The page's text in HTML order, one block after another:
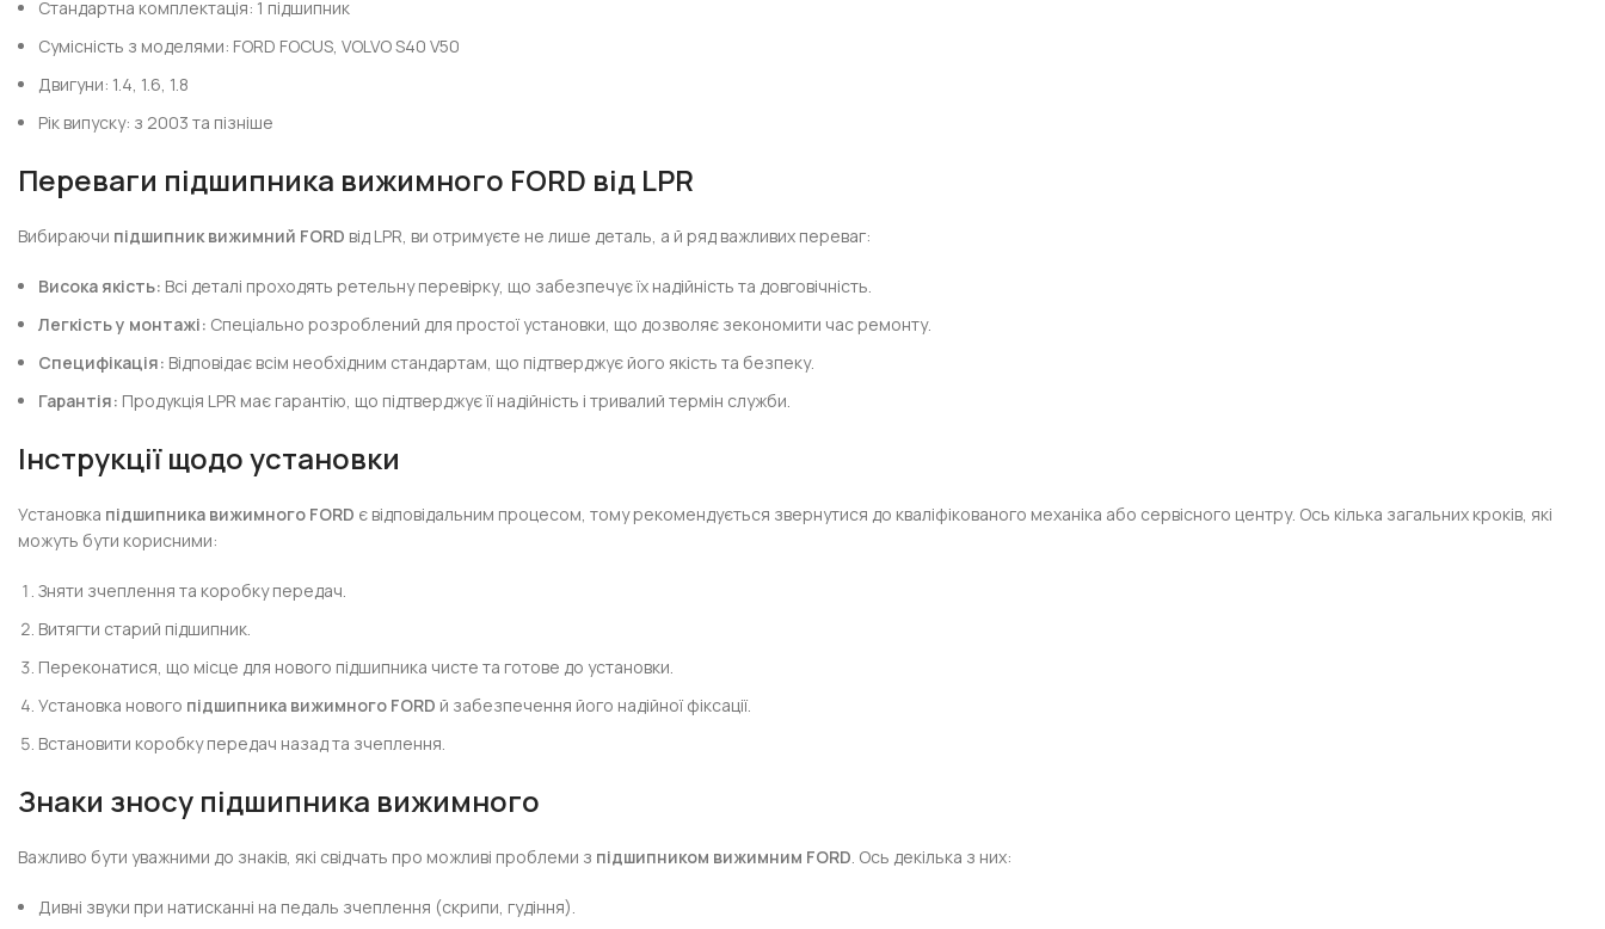
Стандартна комплектація: 1 підшипник
Сумісність з моделями: FORD FOCUS, VOLVO S40 V50
Двигуни: 1.4, 1.6, 1.8
Рік випуску: з 2003 та пізніше
Переваги підшипника вижимного FORD від LPR
Вибираючи підшипник вижимний FORD від LPR, ви отримуєте не лише деталь, а й ряд важливих переваг:
Висока якість: Всі деталі проходять ретельну перевірку, що забезпечує їх надійність та довговічність.
Легкість у монтажі: Спеціально розроблений для простої установки, що дозволяє зекономити час ремонту.
Специфікація: Відповідає всім необхідним стандартам, що підтверджує його якість та безпеку.
Гарантія: Продукція LPR має гарантію, що підтверджує її надійність і тривалий термін служби.
Інструкції щодо установки
Установка підшипника вижимного FORD є відповідальним процесом, тому рекомендується звернутися до кваліфікованого механіка або сервісного центру. Ось кілька загальних кроків, які
можуть бути корисними:
Зняти зчеплення та коробку передач.
Витягти старий підшипник.
Переконатися, що місце для нового підшипника чисте та готове до установки.
Установка нового підшипника вижимного FORD й забезпечення його надійної фіксації.
Встановити коробку передач назад та зчеплення.
Знаки зносу підшипника вижимного
Важливо бути уважними до знаків, які свідчать про можливі проблеми з підшипником вижимним FORD. Ось декілька з них:
Дивні звуки при натисканні на педаль зчеплення (скрипи, гудіння).